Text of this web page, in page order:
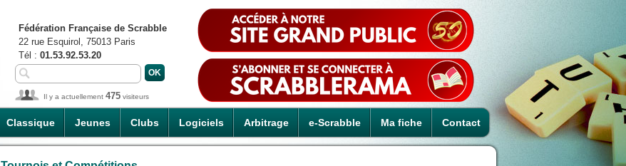
Classique Jeunes Clubs Logiciels Arbitrage e-Scrabble Ma fiche Contact
Fédération Française de Scrabble
22 rue Esquirol, 75013 Paris
Tél : 01.53.92.53.20
Il y a actuellement 475 visiteurs